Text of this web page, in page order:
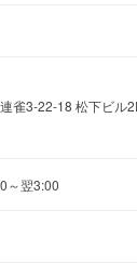
ンナップ！
題！
します。満腹・
雀3-22-18 松下ビル
～翌3:00